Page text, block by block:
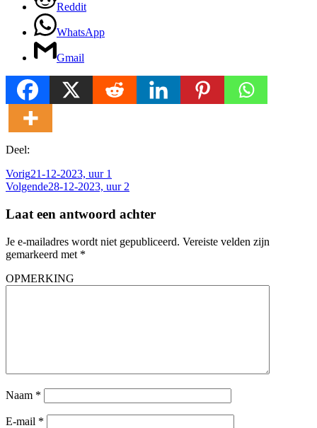
Reddit
WhatsApp
Gmail
Deel:
Vorig21-12-2023, uur 1
Volgende28-12-2023, uur 2
Laat een antwoord achter
Je e-mailadres wordt niet gepubliceerd. Vereiste velden zijn
gemarkeerd met *
OPMERKING
Naam *
E-mail *